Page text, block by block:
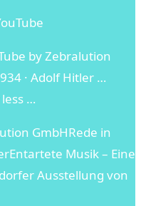
by Zebralution
· Adolf Hitler …
…
GmbHRede in
Musik – Eine
Ausstellung von